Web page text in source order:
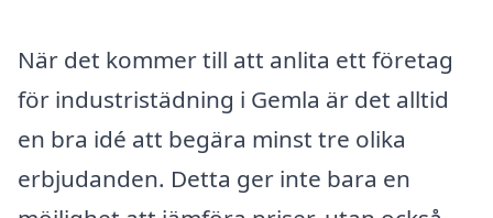
När det kommer till att anlita ett företag
för industristädning i Gemla är det alltid
en bra idé att begära minst tre olika
erbjudanden. Detta ger inte bara en